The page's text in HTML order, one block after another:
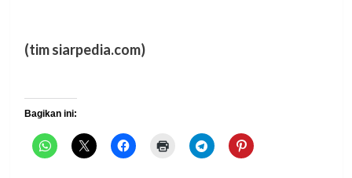
(tim siarpedia.com)
Bagikan ini: